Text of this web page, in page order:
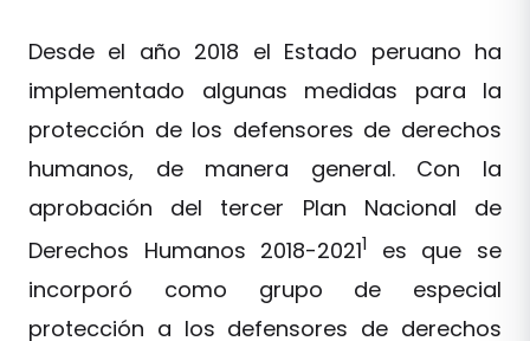
Desde el año 2018 el Estado peruano ha
implementado algunas medidas para la
protección de los defensores de derechos
humanos, de manera general. Con la
aprobación del tercer Plan Nacional de
Derechos Humanos 2018-20211 es que se
incorporó como grupo de especial
protección a los defensores de derechos